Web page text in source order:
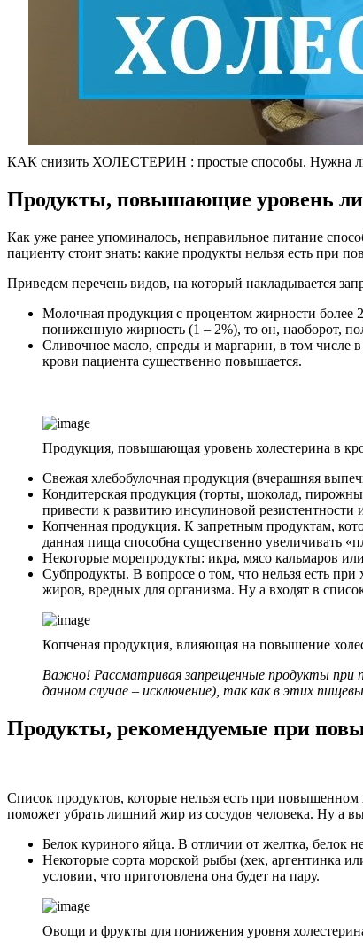
КАК снизить ХОЛЕСТЕРИН : простые способы. Нужна
Продукты, повышающие уровень
Как уже ранее упоминалось, неправильное питание
пациенту стоит знать: какие продукты нельзя есть при
Приведем перечень видов, на который накладывается
Молочная продукция с процентом жирности более
пониженную жирность (1 – 2%), то он, наоборот,
Сливочное масло, спреды и маргарин, в том числе
крови пациента существенно повышается.
Продукция, повышающая уровень холестерина в
Свежая хлебобулочная продукция (вчерашняя
Кондитерская продукция (торты, шоколад,
привести к развитию инсулиновой резистентности
Копченная продукция. К запретным продуктам,
данная пища способна существенно увеличивать
Некоторые морепродукты: икра, мясо кальмаров
Субпродукты. В вопросе о том, что нельзя есть при
жиров, вредных для организма. Ну а входят в
Копченая продукция, влияющая на повышение
Важно! Рассматривая запрещенные продукты при
данном случае – исключение), так как в этих
Продукты, рекомендуемые при
Список продуктов, которые нельзя есть при
поможет убрать лишний жир из сосудов человека. Ну а
Белок куриного яйца. В отличии от желтка, белок
Некоторые сорта морской рыбы (хек, аргентинка
условии, что приготовлена она будет на пару.
Овощи и фрукты для понижения уровня